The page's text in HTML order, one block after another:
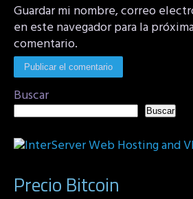
Guardar mi nombre, correo
en este navegador para la
comentario.
Buscar
Buscar
Precio Bitcoin